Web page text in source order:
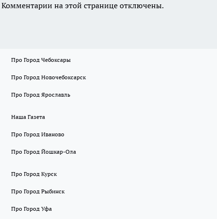
Комментарии на этой странице отключены.
Про Город Чебоксары
Про Город Новочебоксарск
Про Город Ярославль
Наша Газета
Про Город Иваново
Про Город Йошкар-Ола
Про Город Курск
Про Город Рыбинск
Про Город Уфа